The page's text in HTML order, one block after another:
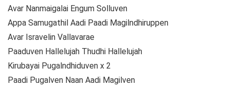
Avar Nanmaigalai Engum Solluven
Appa Samugathil Aadi Paadi Magilndhiruppen
Avar Isravelin Vallavarae
Paaduven Hallelujah Thudhi Hallelujah
Kirubayai Pugalndhiduven x 2
Paadi Pugalven Naan Aadi Magilven